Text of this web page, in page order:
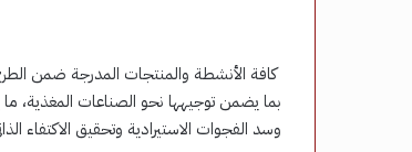
كافة الأنشطة والمنتجات المدرجة ضمن
بما يضمن توجيهها نحو الصناعات المغذية،
وسد الفجوات الاستيرادية وتحقيق الاكتفاء